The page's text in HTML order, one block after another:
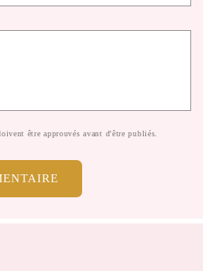
être approuvés avant d'être publiés.